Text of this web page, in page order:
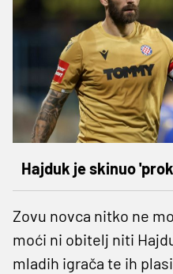
Hajduk je skinuo
Zovu novca nitko ne
moći ni obitelj niti
mladih igrača te ih